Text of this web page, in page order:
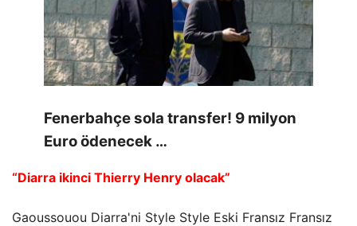
Fenerbahçe sola transfer! 9 milyon
Euro ödenecek …
“Diarra ikinci Thierry Henry olacak”
Gaoussouou Diarra'ni Style Style Eski Fransız Fransız